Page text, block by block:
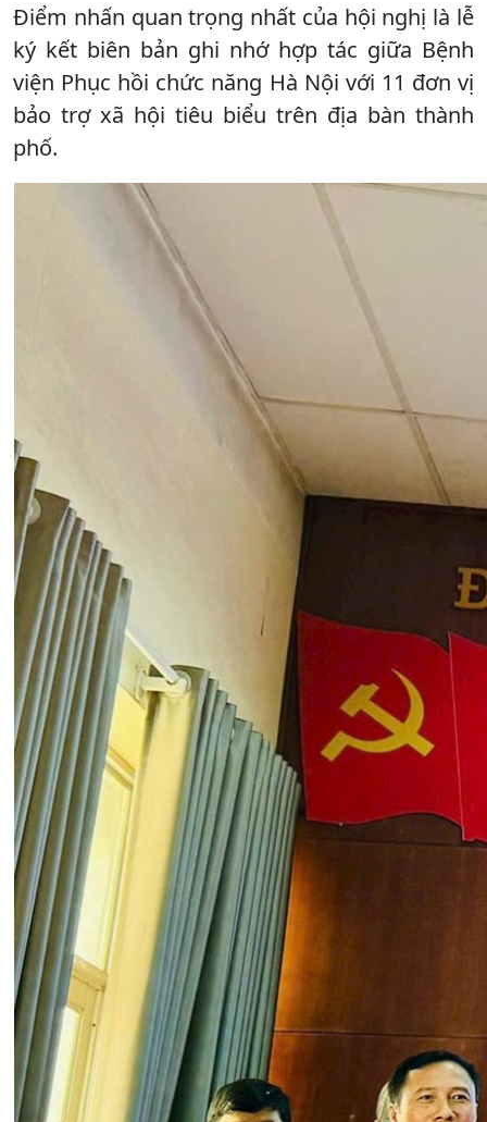
Điểm nhấn quan trọng nhất của hội nghị là lễ
ký kết biên bản ghi nhớ hợp tác giữa Bệnh
viện Phục hồi chức năng Hà Nội với 11 đơn vị
bảo trợ xã hội tiêu biểu trên địa bàn thành
phố.